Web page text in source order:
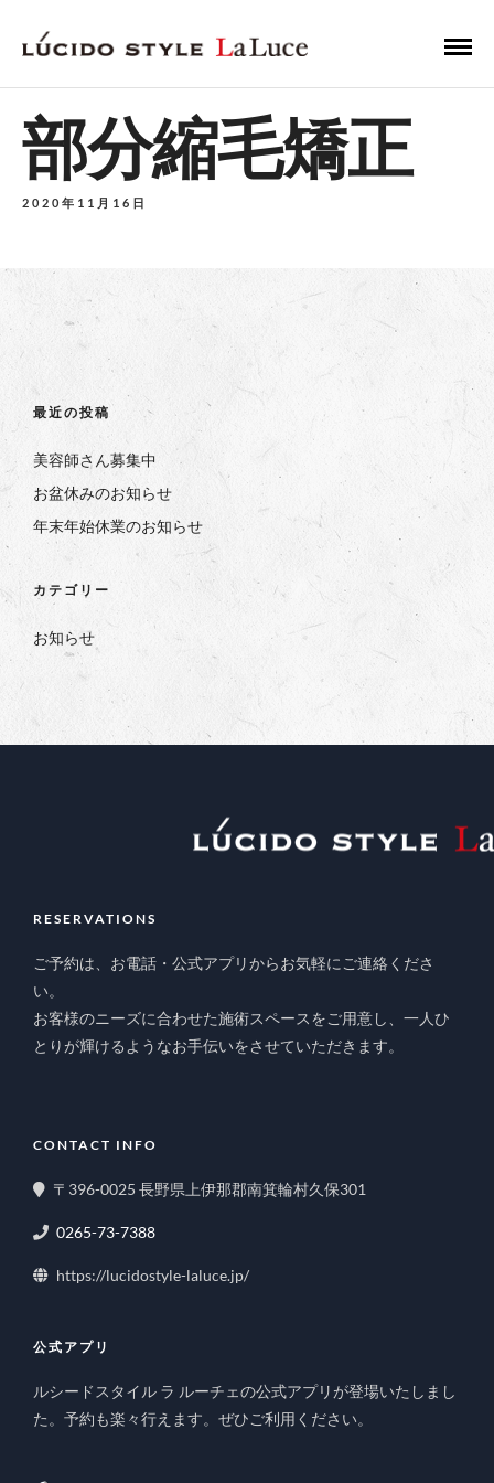
部分縮毛矯正
2020年11月16日
最近の投稿
美容師さん募集中
お盆休みのお知らせ
年末年始休業のお知らせ
カテゴリー
お知らせ
RESERVATIONS
ご予約は、お電話・公式アプリからお気軽にご連絡くださ
い。
お客様のニーズに合わせた施術スペースをご用意し、一人ひ
とりが輝けるようなお手伝いをさせていただきます。
CONTACT INFO
〒396-0025 長野県上伊那郡南箕輪村久保301
0265-73-7388
https://lucidostyle-laluce.jp/
公式アプリ
ルシードスタイル ラ ルーチェの公式アプリが登場いたしまし
た。予約も楽々行えます。ぜひご利用ください。